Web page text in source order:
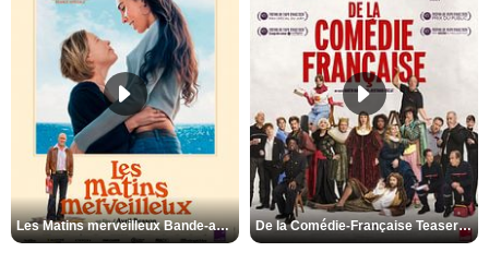
Les Matins merveilleux Bande-annonce VF De la Comédie-Française Teaser VF